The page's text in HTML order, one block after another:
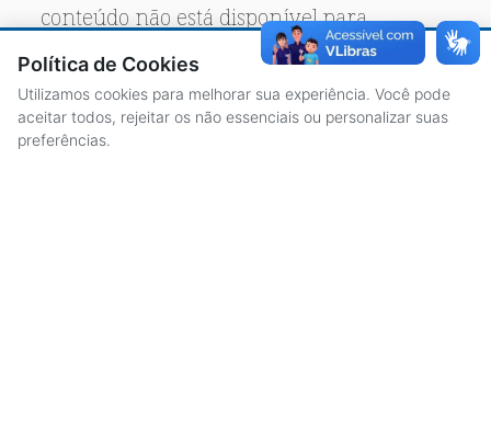
conteúdo não está disponível para
acesso público.
Política de Cookies
Utilizamos cookies para melhorar sua experiência. Você pode
aceitar todos, rejeitar os não essenciais ou personalizar suas
preferências.